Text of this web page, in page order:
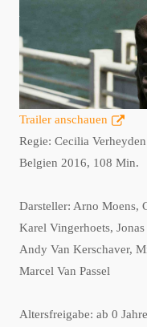
Trailer anschauen
Regie: Cecilia Verheyden
Belgien 2016, 108 Min.
Darsteller: Arno Moens,
Karel Vingerhoets,
Andy Van Kerschaver,
Marcel Van Passel
Altersfreigabe: ab 0 Jahre